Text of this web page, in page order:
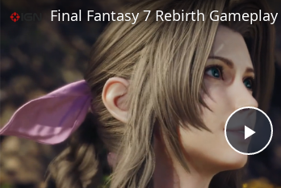
Final Fantasy 7 Rebirth